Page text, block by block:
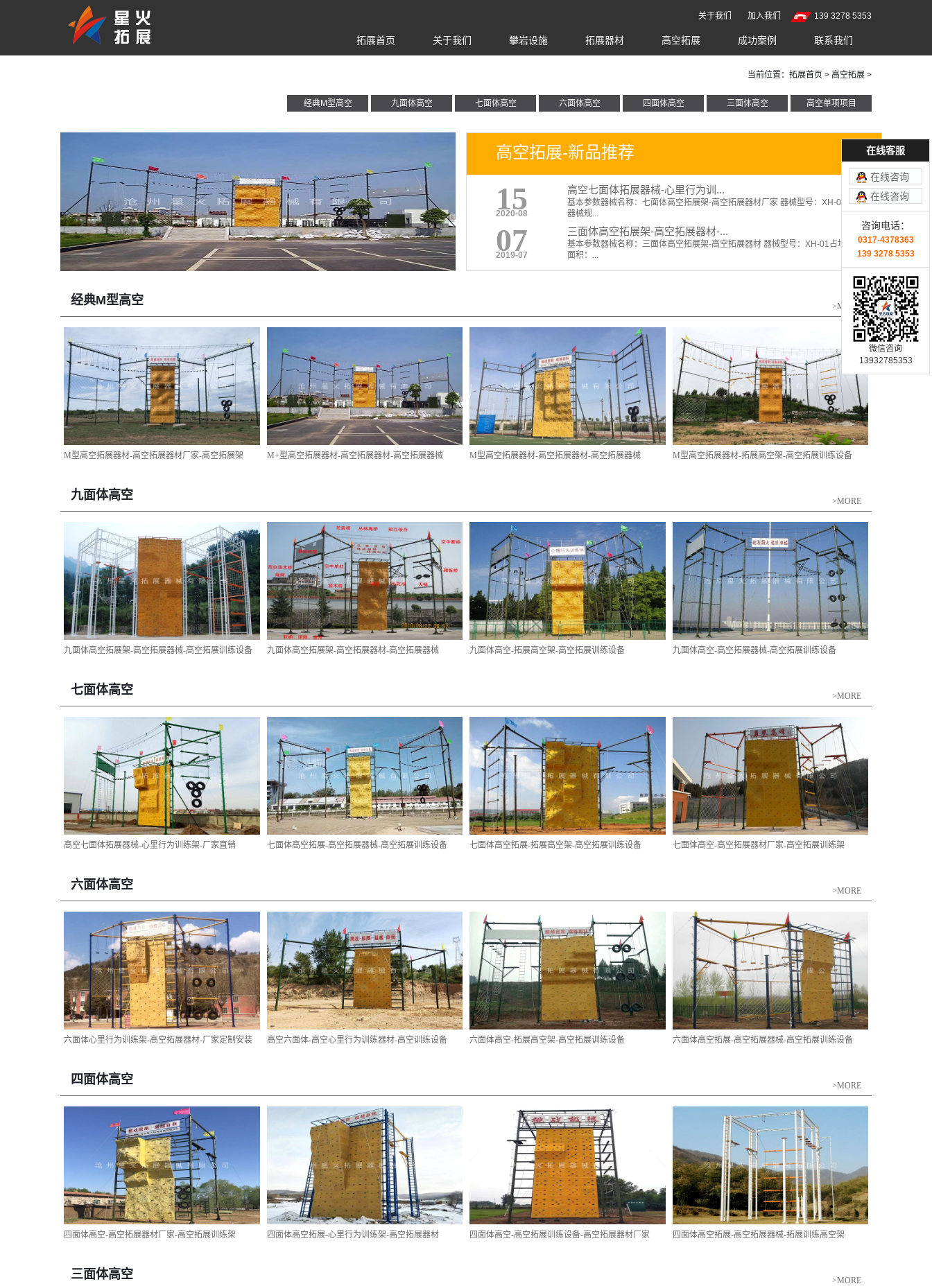
关于我们 加入我们 139 3278 5353
拓展首页 关于我们 攀岩设施 拓展器材 高空拓展 成功案例 联系我们
当前位置： 拓展首页 > 高空拓展 >
经典M型高空 九面体高空 七面体高空 六面体高空 四面体高空 三面体高空 高空单项项目
高空拓展-新品推荐
15
2020-08
高空七面体拓展器械-心里行为训...
基本参数器械名称：七面体高空拓展架-高空拓展器材厂家 器械型号：XH-08
器械规...
07
2019-07
三面体高空拓展架-高空拓展器材-...
基本参数器械名称：三面体高空拓展架-高空拓展器材 器械型号：XH-01占地
面积：...
经典M型高空 >MORE
M型高空拓展器材-高空拓展器材厂家-高空拓展架 M+型高空拓展器材-高空拓展器材-高空拓展器械 M型高空拓展器材-高空拓展器材-高空拓展器械 M型高空拓展器材-拓展高空架-高空拓展训练设备
九面体高空 >MORE
九面体高空拓展架-高空拓展器械-高空拓展训练设备 九面体高空拓展架-高空拓展器材-高空拓展器械 九面体高空-拓展高空架-高空拓展训练设备 九面体高空-高空拓展器械-高空拓展训练设备
七面体高空 >MORE
高空七面体拓展器械-心里行为训练架-厂家直销 七面体高空拓展-高空拓展器械-高空拓展训练设备 七面体高空拓展-拓展高空架-高空拓展训练设备 七面体高空-高空拓展器材厂家-高空拓展训练架
六面体高空 >MORE
六面体心里行为训练架-高空拓展器材-厂家定制安装 高空六面体-高空心里行为训练器材-高空训练设备 六面体高空-拓展高空架-高空拓展训练设备 六面体高空拓展-高空拓展器械-高空拓展训练设备
四面体高空 >MORE
四面体高空-高空拓展器材厂家-高空拓展训练架 四面体高空拓展-心里行为训练架-高空拓展器材 四面体高空-高空拓展训练设备-高空拓展器材厂家 四面体高空拓展-高空拓展器械-拓展训练高空架
三面体高空 >MORE
在线客服
在线咨询
在线咨询
咨询电话：
0317-4378363
139 3278 5353
微信咨询
13932785353